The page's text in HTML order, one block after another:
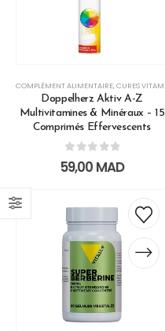
COMPLÉMENT ALIMENTAIRE,CURES VITAMINES & MINÉRAUX
Doppelherz Aktiv A-Z
Multivitamines & Minéraux – 15
Comprimés Effervescents
0out of 5
59,00 MAD